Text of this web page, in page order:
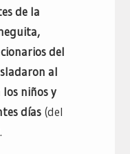
de la
del
al
niños y
días(del